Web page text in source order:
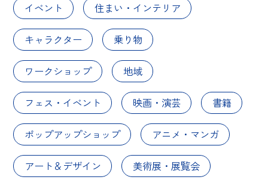
イベント 住まい・インテリア
キャラクター 乗り物
ワークショップ 地域
フェス・イベント 映画・演芸 書籍
ポップアップショップ アニメ・マンガ
アート＆デザイン 美術展・展覧会